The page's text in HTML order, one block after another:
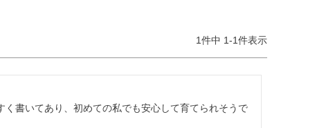
1件中 1-1件表示
書いてあり、初めての私でも安心して育てられそうで